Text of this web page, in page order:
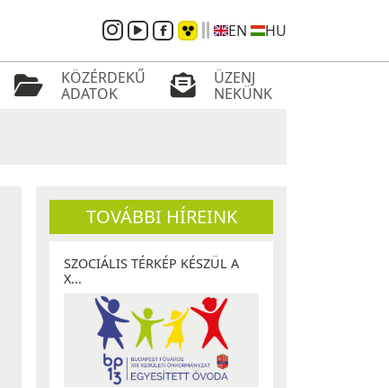
EN HU
KÖZÉRDEKŰ
ADATOK
ÜZENJ
NEKÜNK
TOVÁBBI HÍREINK
SZOCIÁLIS TÉRKÉP KÉSZÜL A
X...